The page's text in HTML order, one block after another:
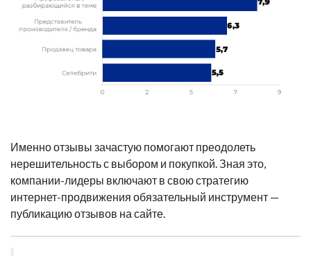
Именно отзывы зачастую помогают преодолеть
нерешительность с выбором и покупкой. Зная это,
компании-лидеры включают в свою стратегию
интернет-продвижения обязательный инструмент —
публикацию отзывов на сайте.